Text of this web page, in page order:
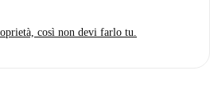
così non devi farlo tu.